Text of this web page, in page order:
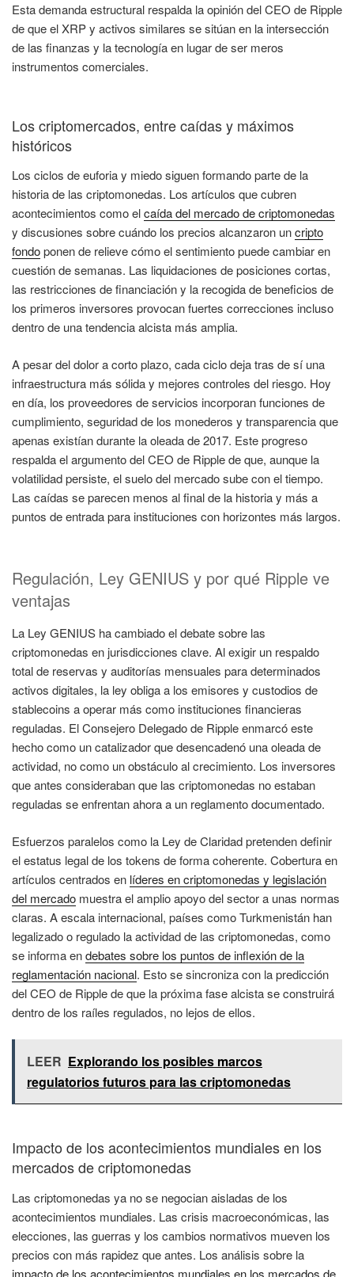
Esta demanda estructural respalda la opinión del CEO de Ripple
de que el XRP y activos similares se sitúan en la intersección
de las finanzas y la tecnología en lugar de ser meros
instrumentos comerciales.
Los criptomercados, entre caídas y máximos
históricos
Los ciclos de euforia y miedo siguen formando parte de la
historia de las criptomonedas. Los artículos que cubren
acontecimientos como elcaída del mercado de criptomonedas
y discusiones sobre cuándo los precios alcanzaron uncripto
fondoponen de relieve cómo el sentimiento puede cambiar en
cuestión de semanas. Las liquidaciones de posiciones cortas,
las restricciones de financiación y la recogida de beneficios de
los primeros inversores provocan fuertes correcciones incluso
dentro de una tendencia alcista más amplia.
A pesar del dolor a corto plazo, cada ciclo deja tras de sí una
infraestructura más sólida y mejores controles del riesgo. Hoy
en día, los proveedores de servicios incorporan funciones de
cumplimiento, seguridad de los monederos y transparencia que
apenas existían durante la oleada de 2017. Este progreso
respalda el argumento del CEO de Ripple de que, aunque la
volatilidad persiste, el suelo del mercado sube con el tiempo.
Las caídas se parecen menos al final de la historia y más a
puntos de entrada para instituciones con horizontes más largos.
Regulación, Ley GENIUS y por qué Ripple ve
ventajas
La Ley GENIUS ha cambiado el debate sobre las
criptomonedas en jurisdicciones clave. Al exigir un respaldo
total de reservas y auditorías mensuales para determinados
activos digitales, la ley obliga a los emisores y custodios de
stablecoins a operar más como instituciones financieras
reguladas. El Consejero Delegado de Ripple enmarcó este
hecho como un catalizador que desencadenó una oleada de
actividad, no como un obstáculo al crecimiento. Los inversores
que antes consideraban que las criptomonedas no estaban
reguladas se enfrentan ahora a un reglamento documentado.
Esfuerzos paralelos como la Ley de Claridad pretenden definir
el estatus legal de los tokens de forma coherente. Cobertura en
artículos centrados en líderes en criptomonedas y legislación
del mercado muestra el amplio apoyo del sector a unas normas
claras. A escala internacional, países como Turkmenistán han
legalizado o regulado la actividad de las criptomonedas, como
se informa endebates sobre los puntos de inflexión de la
reglamentación nacional. Esto se sincroniza con la predicción
del CEO de Ripple de que la próxima fase alcista se construirá
dentro de los raíles regulados, no lejos de ellos.
LEER Explorando los posibles marcos
regulatorios futuros para las criptomonedas
Impacto de los acontecimientos mundiales en los
mercados de criptomonedas
Las criptomonedas ya no se negocian aisladas de los
acontecimientos mundiales. Las crisis macroeconómicas, las
elecciones, las guerras y los cambios normativos mueven los
precios con más rapidez que antes. Los análisis sobre la
impacto de los acontecimientos mundiales en los mercados de